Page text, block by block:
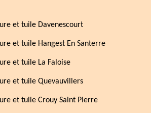
et tuile Davenescourt
et tuile Hangest En Santerre
et tuile La Faloise
et tuile Quevauvillers
et tuile Crouy Saint Pierre